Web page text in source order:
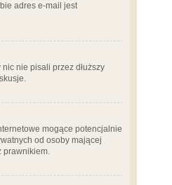
adres e-mail jest
nie pisali przez dłuższy
mogące potencjalnie
od osoby mającej
prawnikiem.